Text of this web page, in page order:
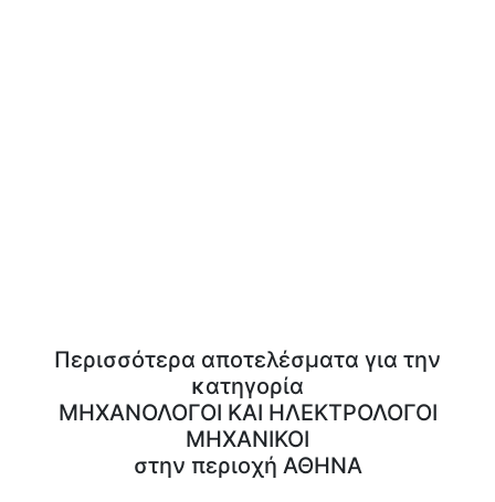
Περισσότερα αποτελέσματα για την
κατηγορία
ΜΗΧΑΝΟΛΟΓΟΙ ΚΑΙ ΗΛΕΚΤΡΟΛΟΓΟΙ
ΜΗΧΑΝΙΚΟΙ
στην περιοχή ΑΘΗΝΑ